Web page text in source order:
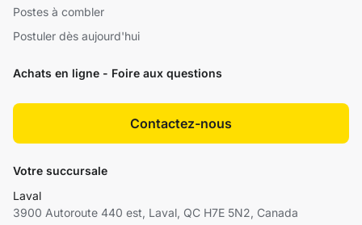
Postes à combler
Postuler dès aujourd'hui
Achats en ligne - Foire aux questions
Contactez-nous
Votre succursale
Laval
3900 Autoroute 440 est, Laval, QC H7E 5N2, Canada